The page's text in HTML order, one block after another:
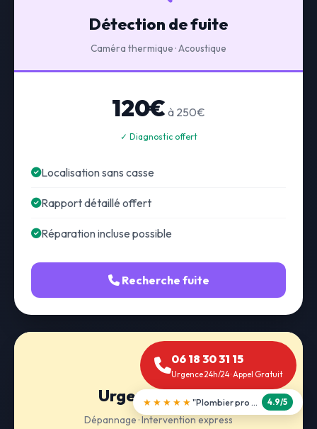
Détection de fuite
Caméra thermique · Acoustique
120€ à 250€
✓ Diagnostic offert
Localisation sans casse
Rapport détaillé offert
Réparation incluse possible
Recherche fuite
Urgence 24h/24
Dépannage · Intervention express
06 18 30 31 15
Urgence 24h/24 · Appel Gratuit
★★★★★ "Débouchage WC en 30 min" 5.0/5